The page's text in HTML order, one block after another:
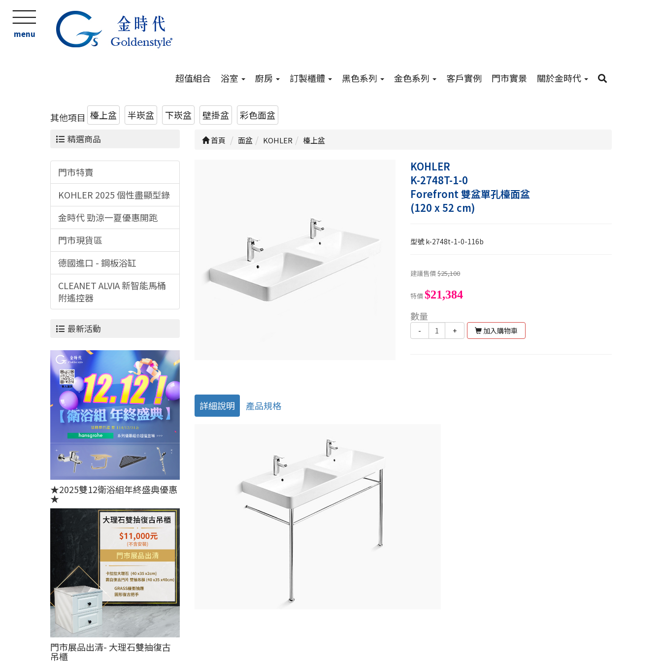
menu
超值組合 浴室 廚房 訂製櫃體 黑色系列 金色系列 客戶實例 門市實景 關於金時代
其他項目 檯上盆 半崁盆 下崁盆 壁掛盆 彩色面盆
精選商品
門市特賣
KOHLER 2025 個性盡顯型錄
金時代 勁涼一夏優惠開跑
門市現貨區
德國進口 - 鋼板浴缸
CLEANET ALVIA 新智能馬桶
附遙控器
最新活動
★2025雙12衛浴組年終盛典優惠
★
門市展品出清- 大理石雙抽復古
吊櫃
首頁 面盆 KOHLER 檯上盆
KOHLER
K-2748T-1-0
Forefront 雙盆單孔檯面盆
(120 x 52 cm)
型號k-2748t-1-0-116b
建議售價$25,100
特價$21,384
數量
- + 加入購物車
詳細說明 產品規格